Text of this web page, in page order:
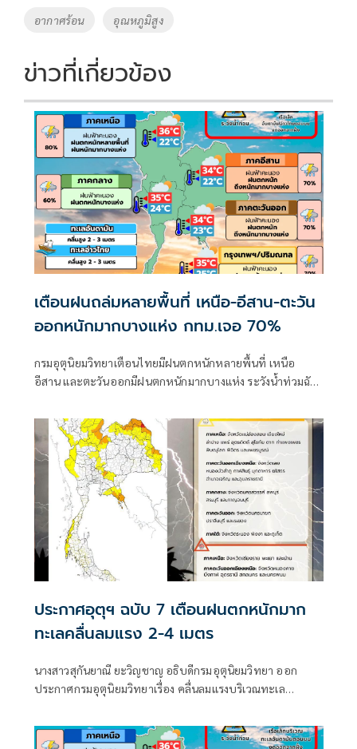
k k
อากาศร้อน อุณหภูมิสูง
ข่าวที่เกี่ยวข้อง
เตือนฝนถล่มหลายพื้นที่ เหนือ-อีสาน-ตะวัน
ออกหนักมากบางแห่ง กทม.เจอ 70%
กรมอุตุนิยมวิทยาเตือนไทยมีฝนตกหนักหลายพื้นที่ เหนือ
อีสาน และตะวันออกมีฝนตกหนักมากบางแห่ง ระวังน้ำท่วมฉับ
ตอนบนคลื่นสูง 2-3 เมตร เรือเล็กควรงดออกจากฝั่ง ส่วนไต้ฝุ่น
“ดอลฟิน” ไม่เข้าไทย
ประกาศอุตุฯ ฉบับ 7 เตือนฝนตกหนักมาก
ทะเลคลื่นลมแรง 2-4 เมตร
นางสาวสุกันยาณี ยะวิญชาญ อธิบดีกรมอุตุนิยมวิทยา ออก
ประกาศกรมอุตุนิยมวิทยาเรื่อง คลื่นลมแรงบริเวณทะเล
มากบริเวณประเทศไทย